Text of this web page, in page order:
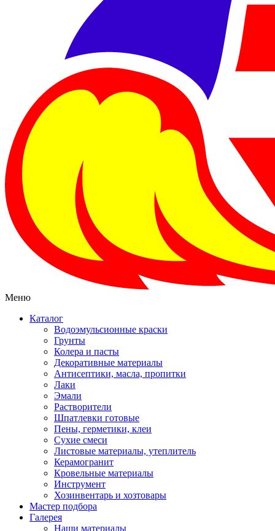
Меню
Каталог
Водоэмульсионные краски
Грунты
Колера и пасты
Декоративные материалы
Антисептики, масла, пропитки
Лаки
Эмали
Растворители
Шпатлевки готовые
Пены, герметики, клеи
Сухие смеси
Листовые материалы, утеплитель
Керамогранит
Кровельные материалы
Инструмент
Хозинвентарь и хозтовары
Мастер подбора
Галерея
Наши материалы